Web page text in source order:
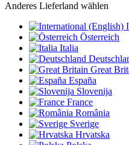
Anderes Lieferland wählen
Österreich
Italia
Great
España
Slovenija
France
România
Sverige
Hrvatska